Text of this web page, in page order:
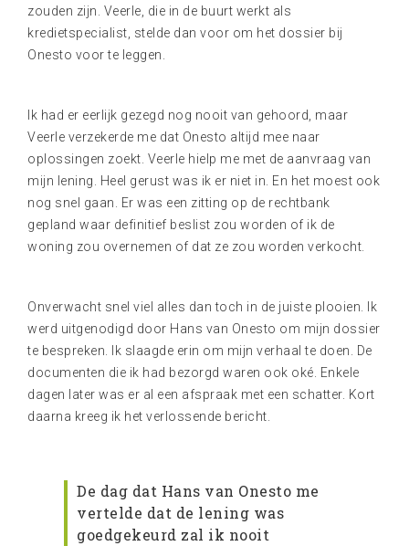
zouden zijn. Veerle, die in de buurt werkt als
kredietspecialist, stelde dan voor om het dossier bij
Onesto voor te leggen.
Ik had er eerlijk gezegd nog nooit van gehoord, maar
Veerle verzekerde me dat Onesto altijd mee naar
oplossingen zoekt. Veerle hielp me met de aanvraag van
mijn lening. Heel gerust was ik er niet in. En het moest ook
nog snel gaan. Er was een zitting op de rechtbank
gepland waar definitief beslist zou worden of ik de
woning zou overnemen of dat ze zou worden verkocht.
Onverwacht snel viel alles dan toch in de juiste plooien. Ik
werd uitgenodigd door Hans van Onesto om mijn dossier
te bespreken. Ik slaagde erin om mijn verhaal te doen. De
documenten die ik had bezorgd waren ook oké. Enkele
dagen later was er al een afspraak met een schatter. Kort
daarna kreeg ik het verlossende bericht.
De dag dat Hans van Onesto me
vertelde dat de lening was
goedgekeurd zal ik nooit